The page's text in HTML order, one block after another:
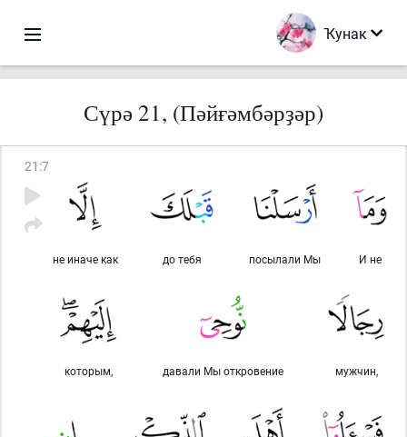
Ҡунак
Сүрә 21, (Пәйғәмбәрҙәр)
21 :7
И не
посылали Мы
до тебя
не иначе как
мужчин,
давали Мы откровение
которым,